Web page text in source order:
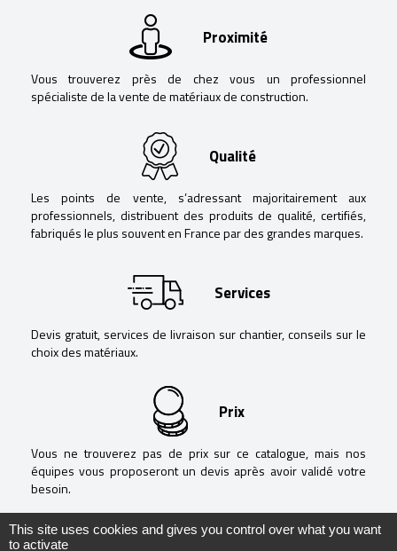
Proximité
Vous trouverez près de chez vous un professionnel
spécialiste de la vente de matériaux de construction.
Qualité
Les points de vente, s’adressant majoritairement aux
professionnels, distribuent des produits de qualité, certifiés,
fabriqués le plus souvent en France par des grandes marques.
Services
Devis gratuit, services de livraison sur chantier, conseils sur le
choix des matériaux.
Prix
Vous ne trouverez pas de prix sur ce catalogue, mais nos
équipes vous proposeront un devis après avoir validé votre
besoin.
This site uses cookies and gives you control over what you want
to activate